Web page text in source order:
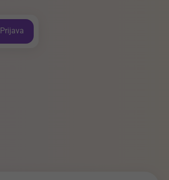
Prijava